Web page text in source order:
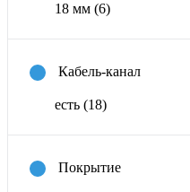
18 мм (6)
Кабель-канал
есть (18)
Покрытие